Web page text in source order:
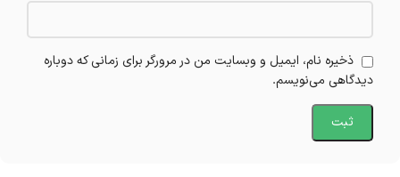
ذخیره نام، ایمیل و وبسایت من در مرورگر برای زمانی که دوباره
دیدگاهی می‌نویسم.